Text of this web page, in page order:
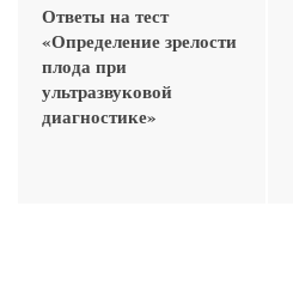
Ответы на тест
«Определение зрелости
плода при
ультразвуковой
диагностике»